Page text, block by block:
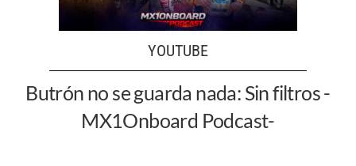
YOUTUBE
Butrón no se guarda nada: Sin filtros -
MX1Onboard Podcast-